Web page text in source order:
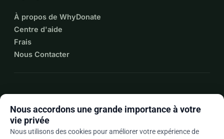
À propos de WhyDonate
Centre d'aide
Frais
Nous Contacter
Nous accordons une grande importance à votre
vie privée
Nous utilisons des cookies pour améliorer votre expérience de